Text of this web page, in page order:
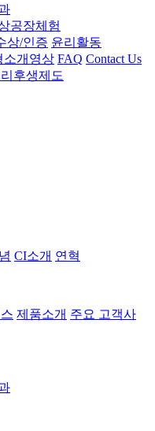
공장체험
상/인증 윤리활동
소개영상 FAQ Contact Us
후생제도
CI소개 연혁
제품소개 주요 고객사